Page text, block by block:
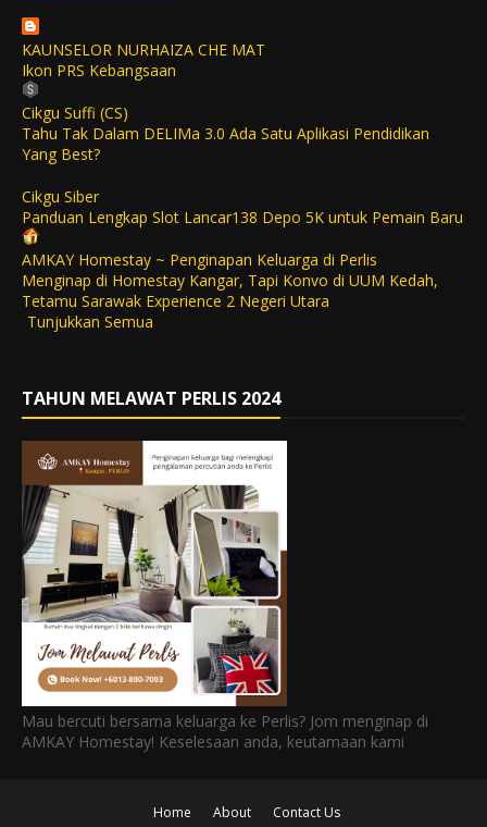
KAUNSELOR NURHAIZA CHE MAT
Ikon PRS Kebangsaan
Cikgu Suffi (CS)
Tahu Tak Dalam DELIMa 3.0 Ada Satu Aplikasi Pendidikan
Yang Best?
Cikgu Siber
Panduan Lengkap Slot Lancar138 Depo 5K untuk Pemain Baru
AMKAY Homestay ~ Penginapan Keluarga di Perlis
Menginap di Homestay Kangar, Tapi Konvo di UUM Kedah,
Tetamu Sarawak Experience 2 Negeri Utara
Tunjukkan Semua
TAHUN MELAWAT PERLIS 2024
Mau bercuti bersama keluarga ke Perlis? Jom menginap di
AMKAY Homestay! Keselesaan anda, keutamaan kami
Home About Contact Us